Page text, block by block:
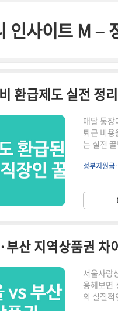
인사이트 M –
환급제도 실전 정
매달 통
퇴근 비용
는 실전
또는 교통
원사업’
으면 좋
정부지원금
부산 지역상품권 차
서울사랑
용해보면
의 실질적